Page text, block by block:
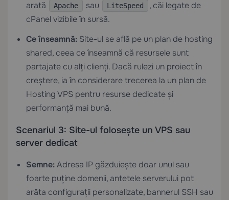
arată
Apache sau LiteSpeed
, căi legate de
cPanel vizibile în sursă.
Ce înseamnă: Site-ul se află pe un plan de hosting
shared, ceea ce înseamnă că resursele sunt
partajate cu alți clienți. Dacă rulezi un proiect în
creștere, ia în considerare trecerea la un plan de
Hosting VPS pentru resurse dedicate și
performanță mai bună.
Scenariul 3: Site-ul folosește un VPS sau
server dedicat
Semne:Adresa IP găzduiește doar unul sau
foarte puține domenii, antetele serverului pot
arăta configurații personalizate, bannerul SSH sau